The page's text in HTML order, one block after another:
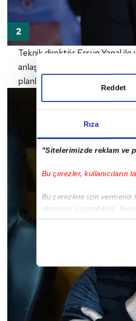
Rıza
"Sitelerimizde reklam ve
Bu çerezler, kullanıcıların
Bu çerezlere izin vermeniz
deneyimi yaşatabiliriz.
içerikleri sunabilmek
Her halükârda,
Sizlere daha iyi bir hizmet
çerezler vasıtasıyla
amacıyla
reklam/pazarlama
Reddet
Teknik direktör Ersun Yanal ile
anlaşma sağlamayan sarı-
planlıyor.